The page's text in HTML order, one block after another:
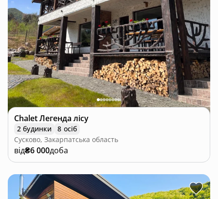
Chalet Легенда лісу
2 будинки
8 осіб
Сусково, Закарпатська область
від₴6 000доба